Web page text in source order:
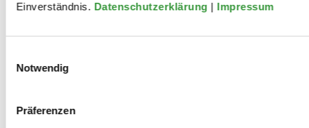
Einverständnis. Datenschutzerklärung | Impressum
Notwendig
Präferenzen
Mitwirkungen
2022
Worldwide Brecht - Beiträge aus